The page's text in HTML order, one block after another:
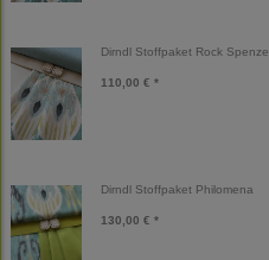
Dirndl Stoffpaket Rock
110,00 € *
Dirndl Stoffpaket Philomena
130,00 € *